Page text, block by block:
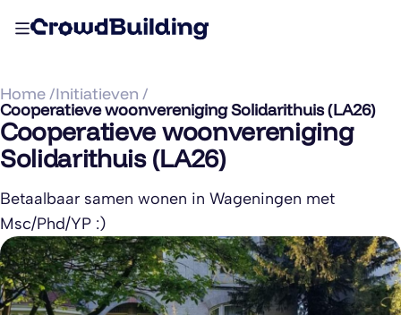
Home /Initiatieven /
Cooperatieve woonvereniging Solidarithuis (LA26)
Cooperatieve woonvereniging
Solidarithuis (LA26)
Betaalbaar samen wonen in Wageningen met
Msc/Phd/YP :)